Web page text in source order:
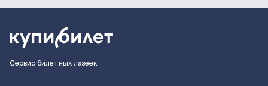
Сервис билетных лазеек